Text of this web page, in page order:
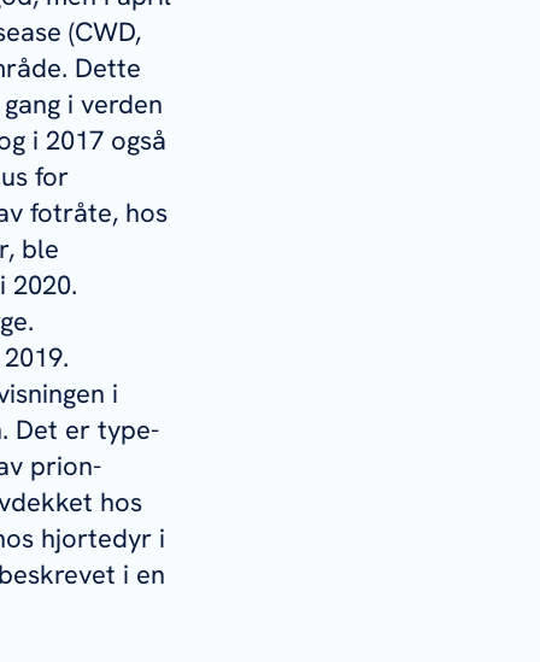
(CWD,
Dette
i verden
i 2017 også
for
fotråte, hos
ble
i
Det er type-
prion-
hos
hjortedyr i
i en